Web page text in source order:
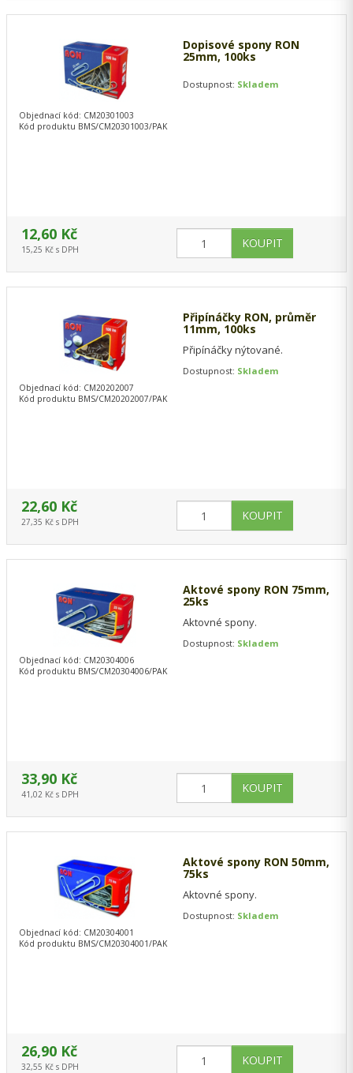
Dopisové spony RON
25mm, 100ks
Dostupnost: Skladem
Objednací kód: CM20301003
Kód produktu BMS/CM20301003/PAK
12,60 Kč
15,25 Kč s DPH
Připínáčky RON, průměr
11mm, 100ks
Připínáčky nýtované.
Dostupnost: Skladem
Objednací kód: CM20202007
Kód produktu BMS/CM20202007/PAK
22,60 Kč
27,35 Kč s DPH
Aktové spony RON 75mm,
25ks
Aktovné spony.
Dostupnost: Skladem
Objednací kód: CM20304006
Kód produktu BMS/CM20304006/PAK
33,90 Kč
41,02 Kč s DPH
Aktové spony RON 50mm,
75ks
Aktovné spony.
Dostupnost: Skladem
Objednací kód: CM20304001
Kód produktu BMS/CM20304001/PAK
26,90 Kč
32,55 Kč s DPH